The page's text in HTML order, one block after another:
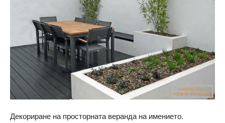
Декориране на просторната веранда на имението.